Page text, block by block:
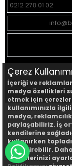
0212 270 01 02
Çerez Kullanımı
İçeriği ve
medya özellikleri
etmek için
kullanımınızla
medya,
paylaşabiliriz. İş
kendilerine
kullanırken
birleştirebilir.
tercihlerinizi
WHATSAPP